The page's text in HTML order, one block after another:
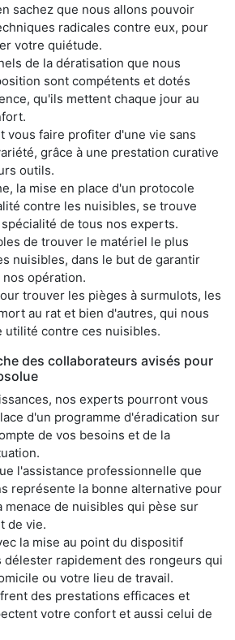
sachez que nous allons pouvoir
radicales contre eux, pour
votre quiétude.
de la dératisation que nous
sont compétents et dotés
qu'ils mettent chaque jour au
vous faire profiter d'une vie sans
grâce à une prestation curative
outils.
la mise en place d'un protocole
contre les nuisibles, se trouve
de tous nos experts.
de trouver le matériel le plus
nuisibles, dans le but de garantir
opération.
trouver les pièges à surmulots, les
au rat et bien d'autres, qui nous
utilité contre ces nuisibles.
des collaborateurs avisés pour
nos experts pourront vous
d'un programme d'éradication sur
de vos besoins et de la
l'assistance professionnelle que
représente la bonne alternative pour
menace de nuisibles qui pèse sur
de vie.
la mise au point du dispositif
délester rapidement des rongeurs qui
ou votre lieu de travail.
des prestations efficaces et
votre confort et aussi celui de